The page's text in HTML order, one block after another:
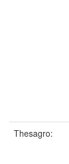
Thesagro: